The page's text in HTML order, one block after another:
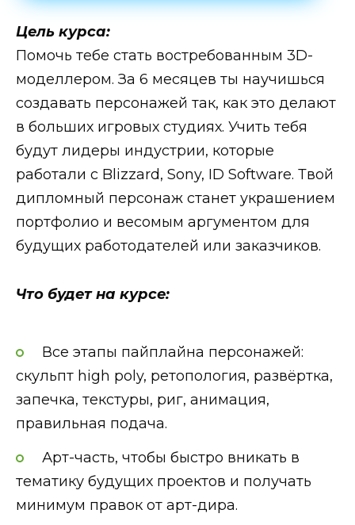
Цель курса:
Помочь тебе стать востребованным 3D-
моделлером. За 6 месяцев ты научишься
создавать персонажей так, как это делают
в больших игровых студиях. Учить тебя
будут лидеры индустрии, которые
работали с Blizzard, Sony, ID Software. Твой
дипломный персонаж станет украшением
портфолио и весомым аргументом для
будущих работодателей или заказчиков.
Что будет на курсе:
Все этапы пайплайна персонажей:
скульпт high poly, ретопология, развёртка,
запечка, текстуры, риг, анимация,
правильная подача.
Арт-часть, чтобы быстро вникать в
тематику будущих проектов и получать
минимум правок от арт-дира.